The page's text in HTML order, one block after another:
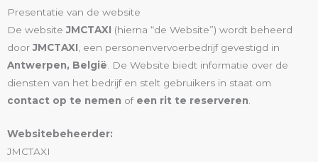
Presentatie van de website
De websiteJMCTAXI (hierna “de Website”) wordt beheerd
doorJMCTAXI , een personenvervoerbedrijf gevestigd in
Antwerpen, België . De Website biedt informatie over de
diensten van het bedrijf en stelt gebruikers in staat om
contact op te nemen of een rit te reserveren
Websitebeheerder:
JMCTAXI